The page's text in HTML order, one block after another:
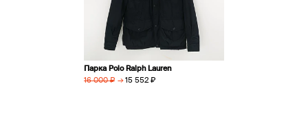
Парка Polo Ralph Lauren
16 000 ₽ → 15 552 ₽